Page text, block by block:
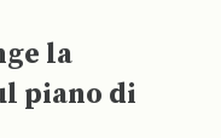
la
piano di